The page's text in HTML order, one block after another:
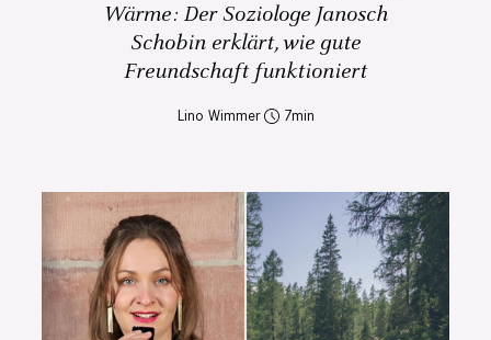
Wärme: Der Soziologe Janosch
Schobin erklärt, wie gute
Freundschaft funktioniert
Lino Wimmer 7